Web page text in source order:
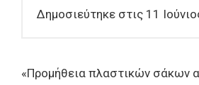
Βόλου»
Δημοσιεύτηκε στις 11
«Προμήθεια πλαστικών σάκων